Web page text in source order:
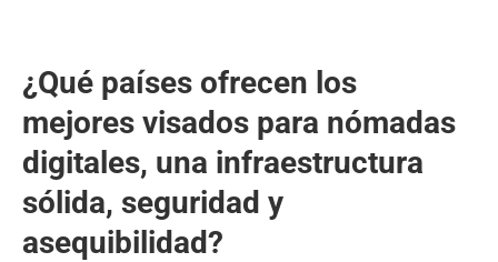
¿Qué países ofrecen los
mejores visados para nómadas
digitales, una infraestructura
sólida, seguridad y
asequibilidad?